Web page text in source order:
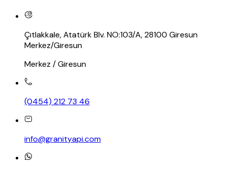
Çıtlakkale, Atatürk Blv. NO:103/A, 28100 Giresun
Merkez/Giresun
Merkez / Giresun
(0454) 212 73 46
info@granityapi.com